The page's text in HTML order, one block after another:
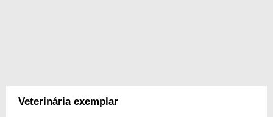
Veterinária exemplar